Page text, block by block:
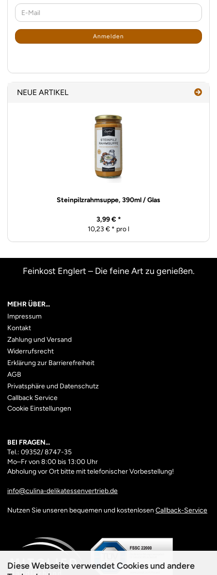
Diese Webseite verwendet Cookies und andere
WEITER
ZUR
ANMELDUNG
E-
Mail
Anmelden
NEUE ARTIKEL
Steinpilzrahmsuppe, 390ml / Glas
3,99 € *
10,23 € * pro l
Feinkost Englert – Die feine Art zu genießen.
MEHR ÜBER...
Impressum
Kontakt
Zahlung und Versand
Widerrufsrecht
Erklärung zur Barrierefreiheit
AGB
Privatsphäre und Datenschutz
Callback Service
Cookie Einstellungen
BEI FRAGEN...
Tel.: 09352/ 8747-35
Mo–Frvon 8:00 bis 13:00 Uhr
Abholung vor Ort bitte mit telefonischer Vorbestellung!
info@culina-delikatessenvertrieb.de
Nutzen Sie unseren bequemen und kostenlosen Callback-Service